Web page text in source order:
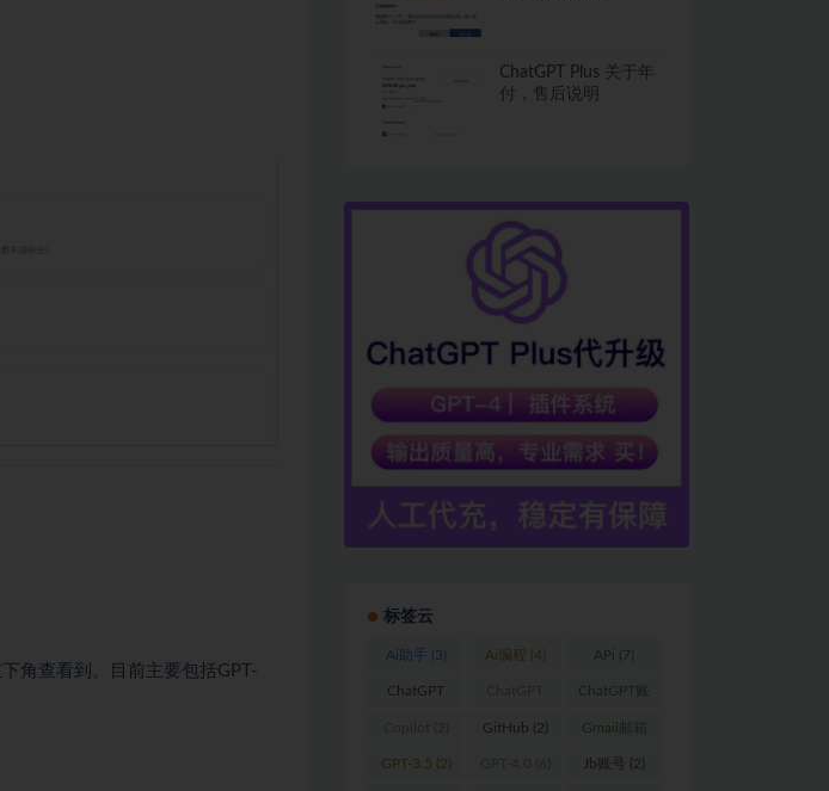
角查看到。目前主要包括GPT-
ChatGPT Plus 关于年
付，售后说明
标签云
Ai助手 (3) Ai编程 (4) APi (7)
ChatGPT
Plus(17)
ChatGPT账
户(2)
GitHub (2) Gmail邮箱
(2)
GPT-3.5 (2) Jb账号 (2)